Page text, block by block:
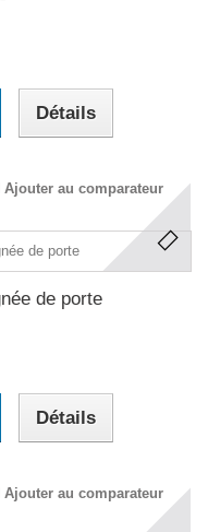
Détails
Ajouter au comparateur
de porte
Détails
Ajouter au comparateur